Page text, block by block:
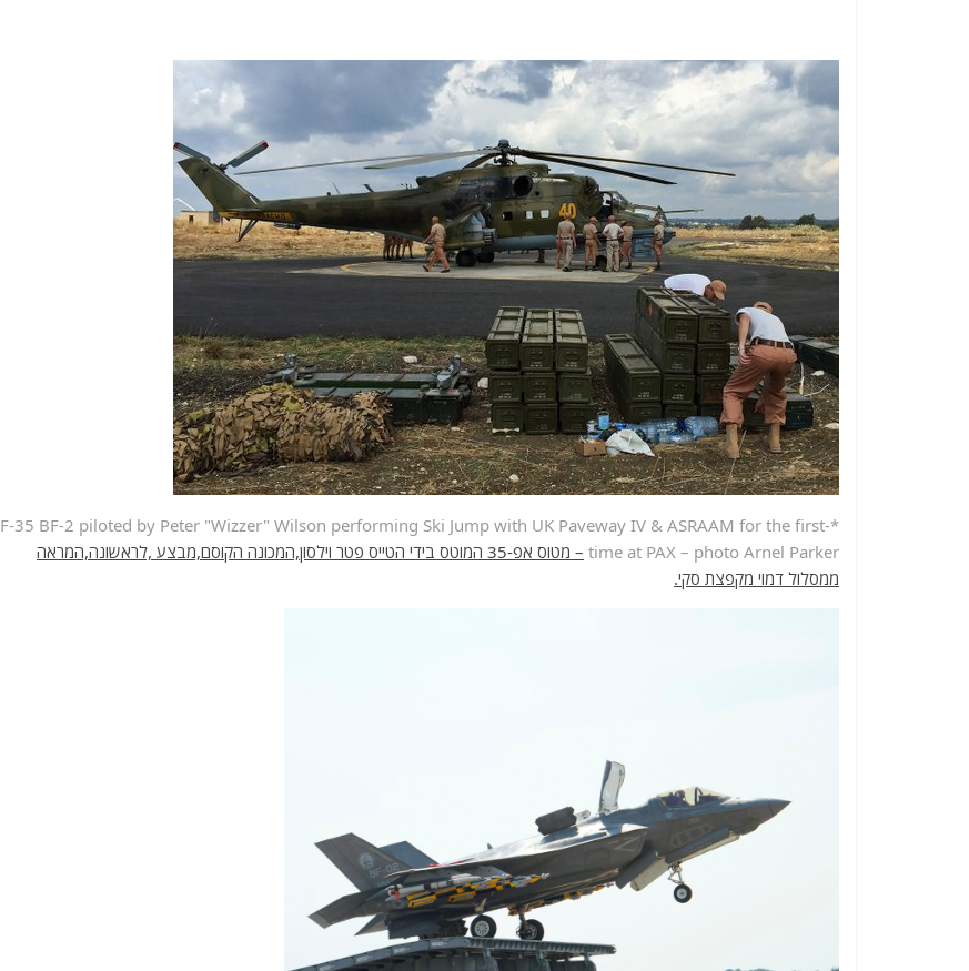
*-F-35 BF-2 piloted by Peter "Wizzer" Wilson performing Ski Jump with UK Paveway IV & ASRAAM for the first
time at PAX – photo Arnel Parker
– מטוס אפ-35 המוטס בידי הטייס פטר וילסון,המכונה הקוסם,מבצע ,לראשונה,המראה
ממסלול דמוי מקפצת סקי.